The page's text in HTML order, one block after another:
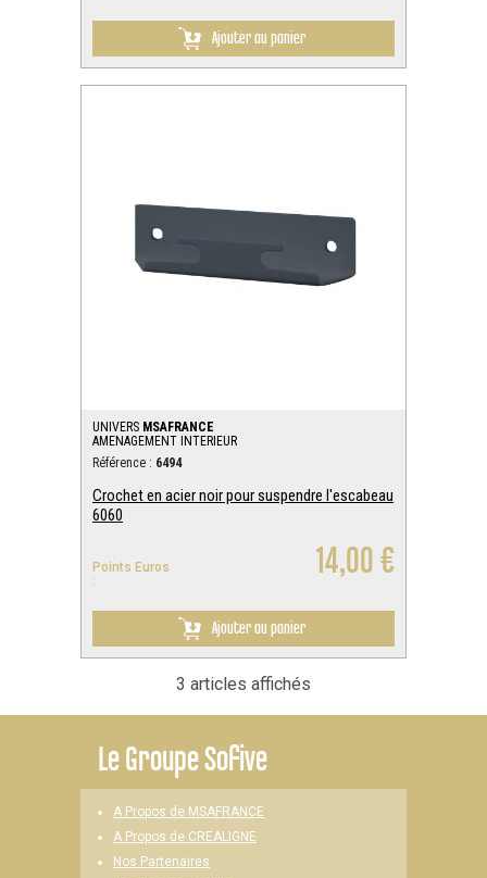
Ajouter au panier
UNIVERS MSAFRANCE
AMENAGEMENT INTERIEUR
Référence : 6494
Crochet en acier noir pour suspendre l'escabeau
6060
Points Euros
:
14,00 €
Ajouter au panier
3 articles affichés
LeGroupe Sofive
A Propos de MSAFRANCE
A Propos de CREALIGNE
Nos Partenaires